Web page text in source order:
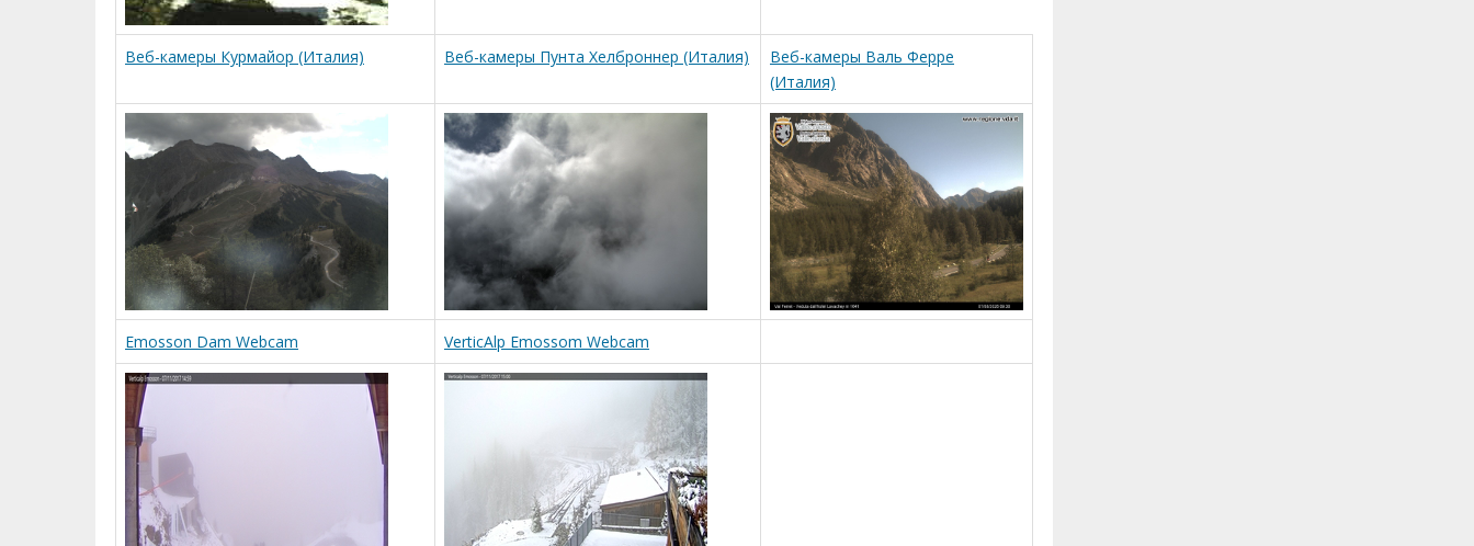
Веб-камеры Курмайор (Италия) Веб-камеры Пунта Хелброннер (Италия)
Веб-камеры Валь Ферре
(Италия)
Emosson Dam Webcam VerticAlp Emossom Webcam